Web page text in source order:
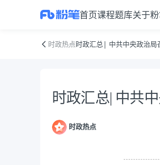
首页课程题库关于
时政热点时政汇总| 中共中央政治局
时政汇总| 中共
时政热点